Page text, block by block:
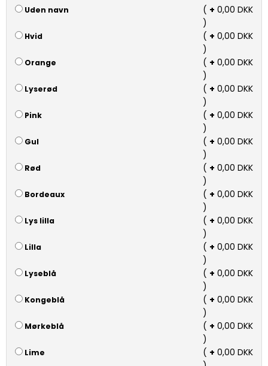
Uden navn ( + 0,00 DKK
)
Hvid ( + 0,00 DKK
)
Orange ( + 0,00 DKK
)
Lyserød ( + 0,00 DKK
)
Pink ( + 0,00 DKK
)
Gul ( + 0,00 DKK
)
Rød ( + 0,00 DKK
)
Bordeaux ( + 0,00 DKK
)
Lys lilla ( + 0,00 DKK
)
Lilla ( + 0,00 DKK
)
Lyseblå ( + 0,00 DKK
)
Kongeblå ( + 0,00 DKK
)
Mørkeblå ( + 0,00 DKK
)
Lime ( + 0,00 DKK